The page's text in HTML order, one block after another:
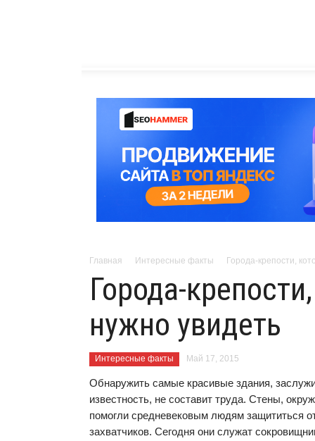
Главная Интересные факты Города-крепости,
Города-
нужно увидеть
Интересные факты Май 17, 2015
Обнаружить самые красивые здания,
известность, не составит труда. Стены,
помогли средневековым людям защититься
захватчиков. Сегодня они служат